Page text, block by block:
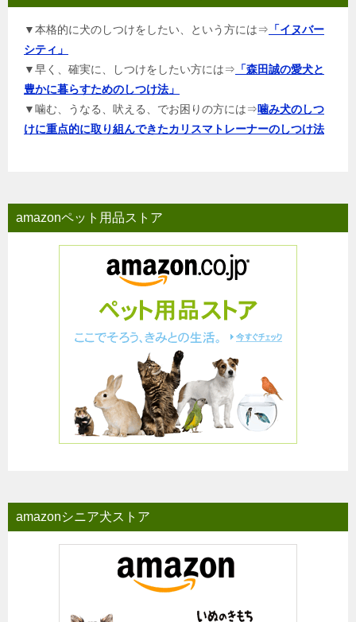
▼本格的に犬のしつけをしたい、という方には⇒ 「イヌバー
シティ」
▼早く、確実に、しつけをしたい方には⇒ 「森田誠の愛犬と
豊かに暮らすためのしつけ法」
▼噛む、うなる、吠える、でお困りの方には⇒噛み犬のしつ
けに重点的に取り組んできたカリスマトレーナーのしつけ法
amazonペット用品ストア
amazonシニア犬ストア